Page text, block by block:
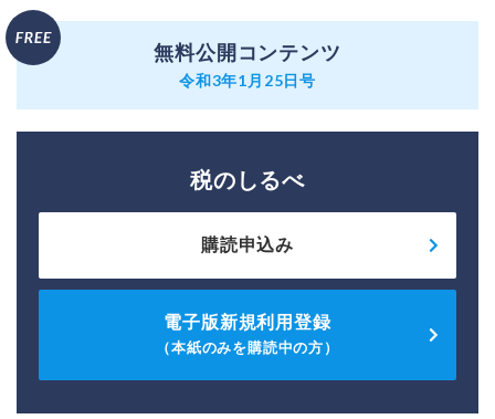
無料公開コンテンツ
令和3年1月25日号
税のしるべ
購読申込み
電子版新規利用登録
（本紙のみを購読中の方）